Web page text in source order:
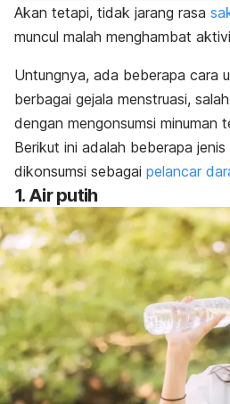
Akan tetapi, tidak jarang rasa
muncul malah menghambat
Untungnya, ada beberapa cara
berbagai gejala menstruasi,
dengan mengonsumsi minuman
Berikut ini adalah beberapa
dikonsumsi sebagai pelancar
1. Air putih